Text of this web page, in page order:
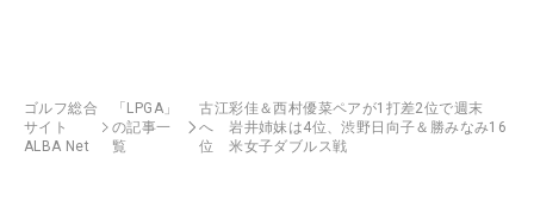
ゴルフ総合
サイト
ALBA Net
「LPGA」
の記事一
覧
古江彩佳＆西村優菜ペアが1打差2位で週末
へ 岩井姉妹は4位、渋野日向子＆勝みなみ16
位 米女子ダブルス戦